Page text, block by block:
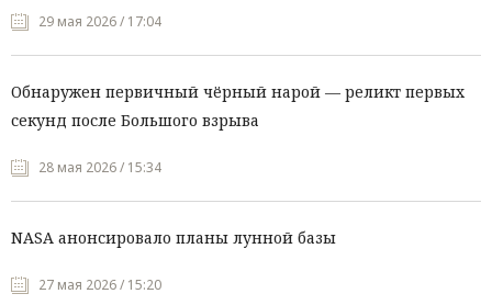
29 мая 2026 / 17:04
Обнаружен первичный чёрный нарой — реликт первых
секунд после Большого взрыва
28 мая 2026 / 15:34
NASA анонсировало планы лунной базы
27 мая 2026 / 15:20